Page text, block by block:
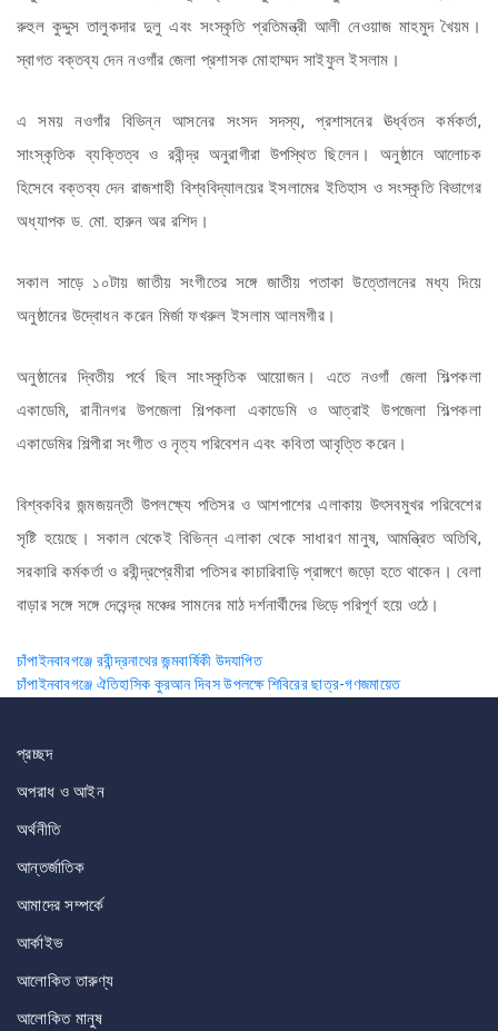
রুহুল কুদ্দুস তালুকদার দুলু এবং সংস্কৃতি প্রতিমন্ত্রী আলী নেওয়াজ মাহমুদ খৈয়ম।
স্বাগত বক্তব্য দেন নওগাঁর জেলা প্রশাসক মোহাম্মদ সাইফুল ইসলাম।
এ সময় নওগাঁর বিভিন্ন আসনের সংসদ সদস্য, প্রশাসনের ঊর্ধ্বতন কর্মকর্তা,
সাংস্কৃতিক ব্যক্তিত্ব ও রবীন্দ্র অনুরাগীরা উপস্থিত ছিলেন। অনুষ্ঠানে আলোচক
হিসেবে বক্তব্য দেন রাজশাহী বিশ্ববিদ্যালয়ের ইসলামের ইতিহাস ও সংস্কৃতি বিভাগের
অধ্যাপক ড. মো. হারুন অর রশিদ।
সকাল সাড়ে ১০টায় জাতীয় সংগীতের সঙ্গে জাতীয় পতাকা উত্তোলনের মধ্য দিয়ে
অনুষ্ঠানের উদ্বোধন করেন মির্জা ফখরুল ইসলাম আলমগীর।
অনুষ্ঠানের দ্বিতীয় পর্বে ছিল সাংস্কৃতিক আয়োজন। এতে নওগাঁ জেলা শিল্পকলা
একাডেমি, রানীনগর উপজেলা শিল্পকলা একাডেমি ও আত্রাই উপজেলা শিল্পকলা
একাডেমির শিল্পীরা সংগীত ও নৃত্য পরিবেশন এবং কবিতা আবৃত্তি করেন।
বিশ্বকবির জন্মজয়ন্তী উপলক্ষ্যে পতিসর ও আশপাশের এলাকায় উৎসবমুখর পরিবেশের
সৃষ্টি হয়েছে। সকাল থেকেই বিভিন্ন এলাকা থেকে সাধারণ মানুষ, আমন্ত্রিত অতিথি,
সরকারি কর্মকর্তা ও রবীন্দ্রপ্রেমীরা পতিসর কাচারিবাড়ি প্রাঙ্গণে জড়ো হতে থাকেন। বেলা
বাড়ার সঙ্গে সঙ্গে দেবেন্দ্র মঞ্চের সামনের মাঠ দর্শনার্থীদের ভিড়ে পরিপূর্ণ হয়ে ওঠে।
Post
navigation
চাঁপাইনবাবগঞ্জে রবীন্দ্রনাথের জন্মবার্ষিকী উদযাপিত
চাঁপাইনবাবগঞ্জে ঐতিহাসিক কুরআন দিবস উপলক্ষে শিবিরের ছাত্র-গণজমায়েত
প্রচ্ছদ
অপরাধ ও আইন
অর্থনীতি
আন্তর্জাতিক
আমাদের সম্পর্কে
আর্কাইভ
আলোকিত তারুণ্য
আলোকিত মানুষ